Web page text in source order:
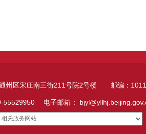
州区宋庄南三街211号院2号楼 邮编：
55529950 电子邮箱：